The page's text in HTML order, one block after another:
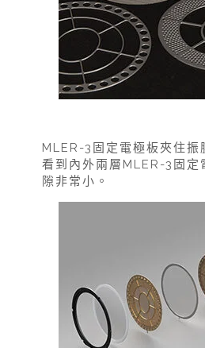
MLER-3固定電極板夾住振
看到內外兩層MLER-3固定
隙非常小。